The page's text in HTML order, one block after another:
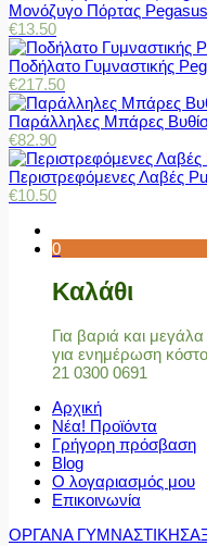
Μονόζυγο Πόρτας
€13.50
Ποδήλατο Γυμναστικής
€217.50
Παράλληλες Μπάρες
€82.90
Περιστρεφόμενες Λαβές
€10.50
0
Καλάθι
Για βαριά και
για ενημέρωση
21 0300 0691
Αρχική
Νέα! Προϊόντα
Γρήγορη πρόσβαση
Blog
Ο λογαριασμός μου
Επικοινωνία
ΟΡΓΑΝΑ ΓΥΜΝΑΣΤΙΚΗΣ